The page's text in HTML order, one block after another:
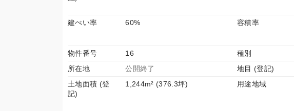
建ぺい率
60% 容積率
物件番号 16 種別
所在地
公開終了 地目 (登記)
土地面積 (登
記)
1,244m² (376.3坪) 用途地域